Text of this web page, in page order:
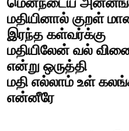
மதியினால் குறள்
இரந்த கள்வர்க்கு
மதியிலேன் வல்
என்று ஒருத்தி
மதி எல்லாம் உள்
என்னீரே